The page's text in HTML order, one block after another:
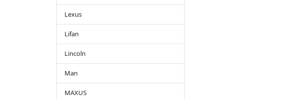
Lexus
Lifan
Lincoln
Man
MAXUS